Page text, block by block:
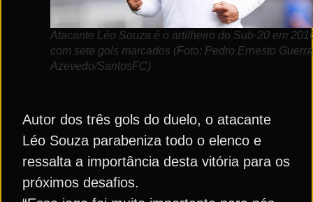
Atacante Léo Souza é o artilheiro do Sub-20 em
com sete gols marcados (Foto: Pedro Ernesto Guerra
Azevedo/SantosFC)
Autor dos três gols do duelo, o atacante
Léo Souza parabeniza todo o elenco e
ressalta a importância desta vitória para os
próximos desafios.